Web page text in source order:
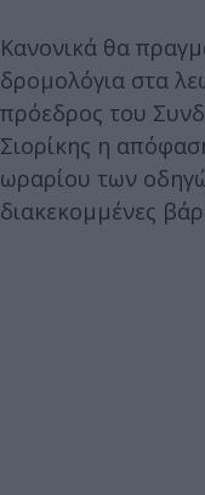
Κανονικά θα
δρομολόγια στα
πρόεδρος του
Σιορίκης η
ωραρίου των
διακεκομμένες